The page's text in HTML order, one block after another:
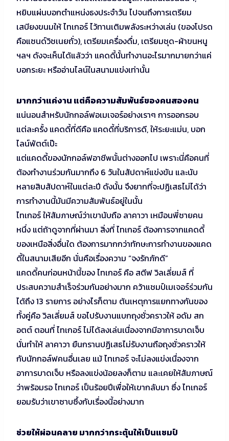
หยิบแผ่นบอกตำแหน่งธงประจำวัน ไปจนถึงการเตรียม
เสบียงขนมให้ ไทเกอร์ ไว้ทานเติมพลังระหว่างเล่น (ของโปรด
คือแซนด์วิชเนยถั่ว), เตรียมเครื่องดื่ม, เตรียมชุด-ผ้าขนหนู
ฯลฯ ดังจะเห็นได้แล้วว่า แคดดี้นั้นทำงานอะไรมากมายกว่าแค่
บอกระยะ หรืออ่านไลน์ในสนามแข่งเท่านั้น
มากกว่าแค่งาน แต่คือความสัมพันธ์ของคนสองคน
แน่นอนสำหรับนักกอล์ฟอเมเจอร์อย่างเราๆ การออกรอบ
แต่ละครั้ง แคดดี้ที่ดีคือ แคดดี้ที่บริการดี, ให้ระยะแม่น, บอก
ไลน์พัตต์เป๊ะ
แต่แคดดี้ของนักกอล์ฟอาชีพนั้นต่างออกไป เพราะนี่คือคนที่
ต้องทำงานร่วมกันมากถึง 6 วันในสัปดาห์แข่งขัน และนับ
หลายสิบสัปดาห์ในแต่ละปี ดังนั้น จึงยากที่จะปฏิเสธไม่ได้ว่า
การทำงานนี้มันมีความสัมพันธ์อยู่ในนั้น
ไทเกอร์ ให้สัมภาษณ์ว่าเขานับถือ ลาคาวา เหมือนพี่ชายคน
หนึ่ง แต่ถ้าดูจากที่ผ่านมา สิ่งที่ ไทเกอร์ ต้องการจากแคดดี้
ของเหนือสิ่งอื่นใด ต้องการมากกว่าทักษะการทำงานของแคด
ดี้ในสนามเสียอีก นั่นคือเรื่องความ “จงรักภักดี”
แคดดี้คนก่อนหน้านี้ของ ไทเกอร์ คือ สตีฟ วิลเลี่ยมส์ ที่
ประสบความสำเร็จร่วมกันอย่างมาก คว้าแชมป์เมเจอร์ร่วมกัน
ได้ถึง 13 รายการ อย่างไรก็ตาม ต้นเหตุการแยกทางกันของ
ทั้งคู่คือ วิลเลี่ยมส์ ขอไปรับงานแบกถุงชั่วคราวให้ อดัม สก
อตต์ ตอนที่ ไทเกอร์ ไม่ได้ลงเล่นเนื่องจากมีอาการบาดเจ็บ
นั่นทำให้ ลาคาวา ยืนกรานปฏิเสธไม่รับงานถือถุงชั่วคราวให้
กับนักกอล์ฟคนอื่นเลย แม้ ไทเกอร์ จะไม่ลงแข่งเนื่องจาก
อาการบาดเจ็บ หรือลงแข่งน้อยลงก็ตาม และเคยให้สัมภาษณ์
ว่าพร้อมรอ ไทเกอร์ เป็นร้อยปีเพื่อให้เขากลับมา ซึ่ง ไทเกอร์
ยอมรับว่าเขาซาบซึ้งกับเรื่องนี้อย่างมาก
ช่วยให้ผ่อนคลาย มากกว่ากระตุ้นให้เป็นแชมป์